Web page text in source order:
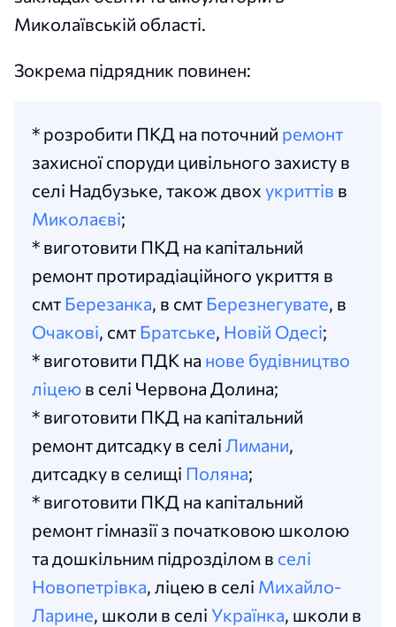
Миколаївській області.
Зокрема підрядник повинен:
* розробити ПКД на поточний ремонт
захисної споруди цивільного захисту в
селі Надбузьке, також двох укриттів в
Миколаєві;
* виготовити ПКД на капітальний
ремонт протирадіаційного укриття в
смт Березанка, в смт Березнегувате, в
Очакові, смт Братське, Новій Одесі;
* виготовити ПДК на нове будівництво
ліцею в селі Червона Долина;
* виготовити ПКД на капітальний
ремонт дитсадку в селі Лимани,
дитсадку в селищі Поляна;
* виготовити ПКД на капітальний
ремонт гімназії з початковою школою
та дошкільним підрозділом в селі
Новопетрівка, ліцею в селі Михайло-
Ларине, школи в селі Українка, школи в